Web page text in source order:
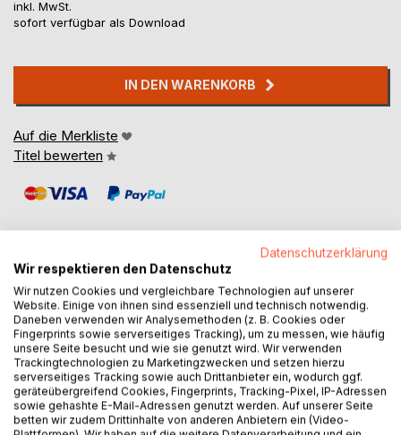
inkl. MwSt.
sofort verfügbar als Download
IN DEN WARENKORB
Auf die Merkliste
Titel bewerten
BESCHREIBUNG
Mantel P.I.-Reihe, Band 1, Auftakt der etwas anderen
Ermittlerserie
Ein Krimi mit Kante, Kunst und Kaffee und einer
Ermittlerin, die sich an keine Regeln hält. Nicht mal an ihre
Datenschutzerklärung
Wir respektieren den Datenschutz
Wir nutzen Cookies und vergleichbare Technologien auf unserer
Website. Einige von ihnen sind essenziell und technisch notwendig.
Daneben verwenden wir Analysemethoden (z. B. Cookies oder
Fingerprints sowie serverseitiges Tracking), um zu messen, wie häufig
unsere Seite besucht und wie sie genutzt wird. Wir verwenden
Trackingtechnologien zu Marketingzwecken und setzen hierzu
serverseitiges Tracking sowie auch Drittanbieter ein, wodurch ggf.
geräteübergreifend Cookies, Fingerprints, Tracking-Pixel, IP-Adressen
sowie gehashte E-Mail-Adressen genutzt werden. Auf unserer Seite
betten wir zudem Drittinhalte von anderen Anbietern ein (Video-